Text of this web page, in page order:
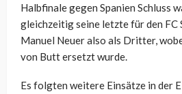
Halbfinale gegen Spanien Schluss
gleichzeitig seine letzte für den FC
Manuel Neuer also als Dritter,
von Butt ersetzt wurde.
Es folgten weitere Einsätze in der